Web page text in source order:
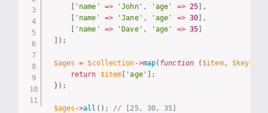
[ 'name' => 'John' , 'age' => 25] ,
[ 'name' => 'Jane' , 'age' => 30] ,
[ 'name' => 'Dave' , 'age' => 35]
] ) ;
$ages = $collection ->map( function ( $item, $key
return
$item [ 'age' ] ;
} ) ;
$ages ->all ( ) ; // [25, 30, 35]